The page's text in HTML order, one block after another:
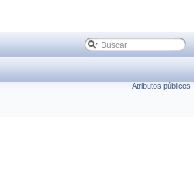
Atributos públicos